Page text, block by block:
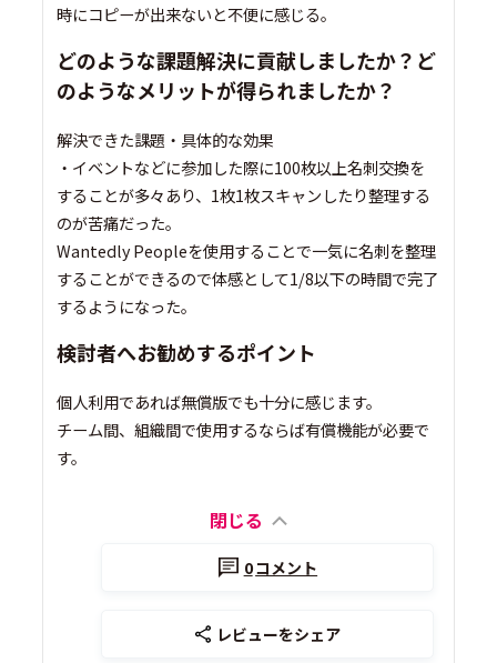
時にコピーが出来ないと不便に感じる。
どのような課題解決に貢献しましたか？ど
のようなメリットが得られましたか？
解決できた課題・具体的な効果
・イベントなどに参加した際に100枚以上名刺交換を
することが多々あり、1枚1枚スキャンしたり整理する
のが苦痛だった。
Wantedly Peopleを使用することで一気に名刺を整理
することができるので体感として1/8以下の時間で完了
するようになった。
検討者へお勧めするポイント
個人利用であれば無償版でも十分に感じます。
チーム間、組織間で使用するならば有償機能が必要で
す。
閉じる
0コメント
レビューをシェア